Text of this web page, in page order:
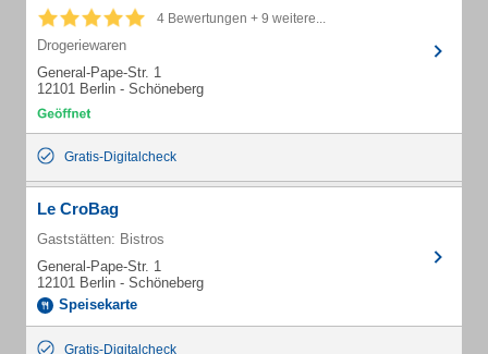
4 Bewertungen + 9 weitere...
Drogeriewaren
General-Pape-Str. 1
12101 Berlin - Schöneberg
Gratis-Digitalcheck
Le CroBag
Gaststätten: Bistros
General-Pape-Str. 1
12101 Berlin - Schöneberg
Speisekarte
Gratis-Digitalcheck